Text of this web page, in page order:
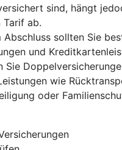
sind, hängt
Tarif ab.
Abschluss sollten Sie
und
Sie
wie
oder